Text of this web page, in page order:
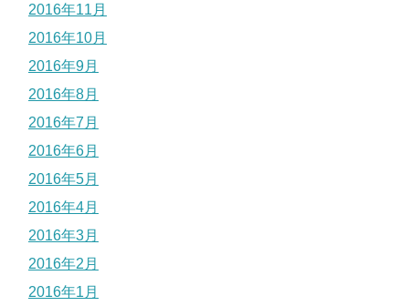
2016年11月
2016年10月
2016年9月
2016年8月
2016年7月
2016年6月
2016年5月
2016年4月
2016年3月
2016年2月
2016年1月